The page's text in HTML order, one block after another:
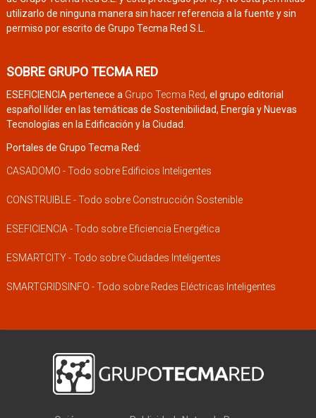
utilizarlo de ninguna manera sin hacer referencia a la fuente y sin
permiso por escrito de Grupo Tecma Red S.L.
SOBRE GRUPO TECMA RED
ESEFICIENCIA pertenece a Grupo Tecma Red, el grupo editorial
español líder en las temáticas de Sostenibilidad, Energía y Nuevas
Tecnologías en la Edificación y la Ciudad.
Portales de Grupo Tecma Red:
CASADOMO - Todo sobre Edificios Inteligentes
CONSTRUIBLE - Todo sobre Construcción Sostenible
ESEFICIENCIA - Todo sobre Eficiencia Energética
ESMARTCITY - Todo sobre Ciudades Inteligentes
SMARTGRIDSINFO - Todo sobre Redes Eléctricas Inteligentes